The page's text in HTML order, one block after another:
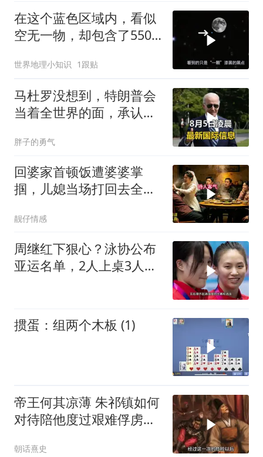
在这个蓝色区域内，看似
空无一物，却包含了5500
世界地理小知识 1跟贴
马杜罗没想到，特朗普会
当着全世界的面，承认一
胖子的勇气
回婆家首顿饭遭婆婆掌
掴，儿媳当场打回去全家
靓仔情感
周继红下狠心？泳协公布
亚运名单，2人上桌3人下
掼蛋：组两个木板 (1)
帝王何其凉薄 朱祁镇如何
对待陪他度过艰难俘虏生
朝话熹史